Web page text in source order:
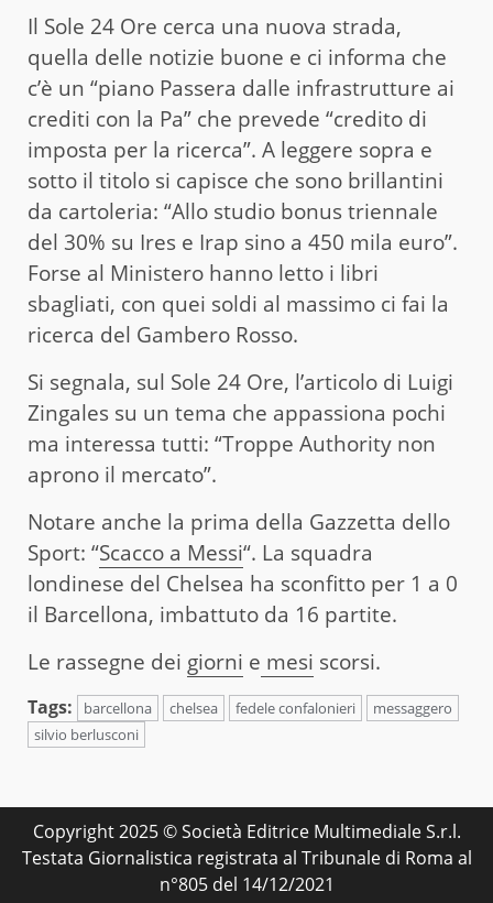
Il Sole 24 Ore cerca una nuova strada,
quella delle notizie buone e ci informa che
c’è un “piano Passera dalle infrastrutture ai
crediti con la Pa” che prevede “credito di
imposta per la ricerca”. A leggere sopra e
sotto il titolo si capisce che sono brillantini
da cartoleria: “Allo studio bonus triennale
del 30% su Ires e Irap sino a 450 mila euro”.
Forse al Ministero hanno letto i libri
sbagliati, con quei soldi al massimo ci fai la
ricerca del Gambero Rosso.
Si segnala, sul Sole 24 Ore, l’articolo di Luigi
Zingales su un tema che appassiona pochi
ma interessa tutti: “Troppe Authority non
aprono il mercato”.
Notare anche la prima della Gazzetta dello
Sport: “Scacco a Messi“. La squadra
londinese del Chelsea ha sconfitto per 1 a 0
il Barcellona, imbattuto da 16 partite.
Le rassegne dei giorni e mesi scorsi.
Tags: barcellona chelsea fedele confalonieri
messaggero
silvio berlusconi
Copyright 2025 © Società Editrice Multimediale S.r.l.
Testata Giornalistica registrata al Tribunale di Roma al
n°805 del 14/12/2021